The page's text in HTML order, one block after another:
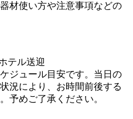
材使い方や注意事項などの
テル送迎
ジュール目安です。当日の
況により、お時間前後する
予めご了承ください。